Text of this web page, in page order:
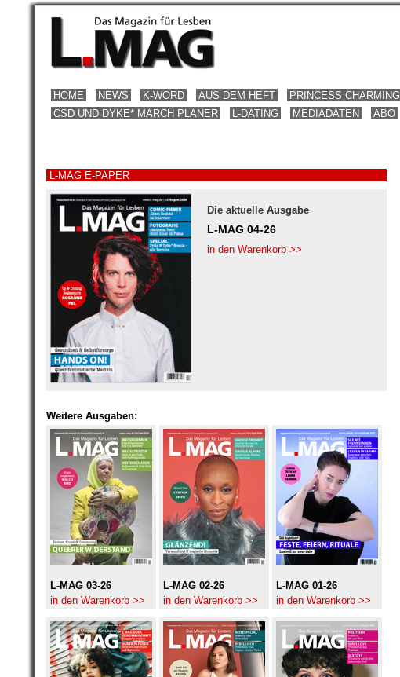
HOME NEWS K-WORD AUS DEM HEFT
PRINCESS CHARMING
CSD UND DYKE* MARCH PLANER
L-DATING MEDIADATEN ABO
L-MAG E-PAPER
Die aktuelle Ausgabe
L-MAG 04-26
in den Warenkorb >>
Weitere Ausgaben:
L-MAG 03-26
in den Warenkorb >>
L-MAG 02-26
in den Warenkorb >>
L-MAG 01-26
in den Warenkorb >>